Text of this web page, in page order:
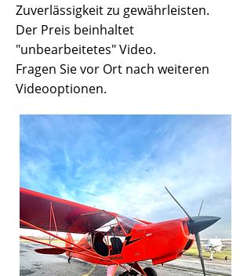
Zuverlässigkeit zu gewährleisten.
Der Preis beinhaltet
"unbearbeitetes" Video.
Fragen Sie vor Ort nach weiteren
Videooptionen.